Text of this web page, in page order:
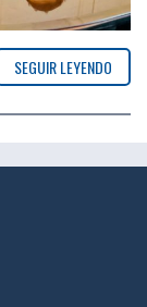
SEGUIR LEYENDO